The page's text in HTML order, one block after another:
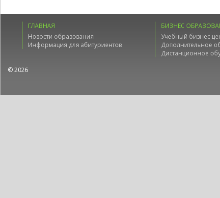
ГЛАВНАЯ
Новости образования
Информация для абитуриентов
БИЗНЕС
Учебный бизнес
Дополнительное
Дистанционное
© 2026